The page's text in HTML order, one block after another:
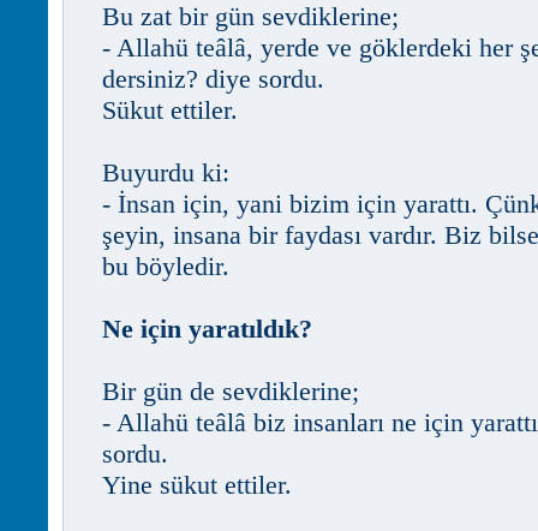
Bu zat bir gün sevdiklerine;
- Allahü teâlâ, yerde ve göklerdeki her
dersiniz? diye sordu.
Sükut ettiler.
Buyurdu ki:
- İnsan için, yani bizim için yarattı.
şeyin, insana bir faydası vardır. Biz
bu böyledir.
Ne için yaratıldık?
Bir gün de sevdiklerine;
- Allahü teâlâ biz insanları ne için
sordu.
Yine sükut ettiler.